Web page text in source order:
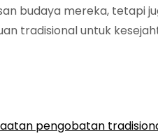
budaya mereka, tetapi
tradisional untuk
pengobatan